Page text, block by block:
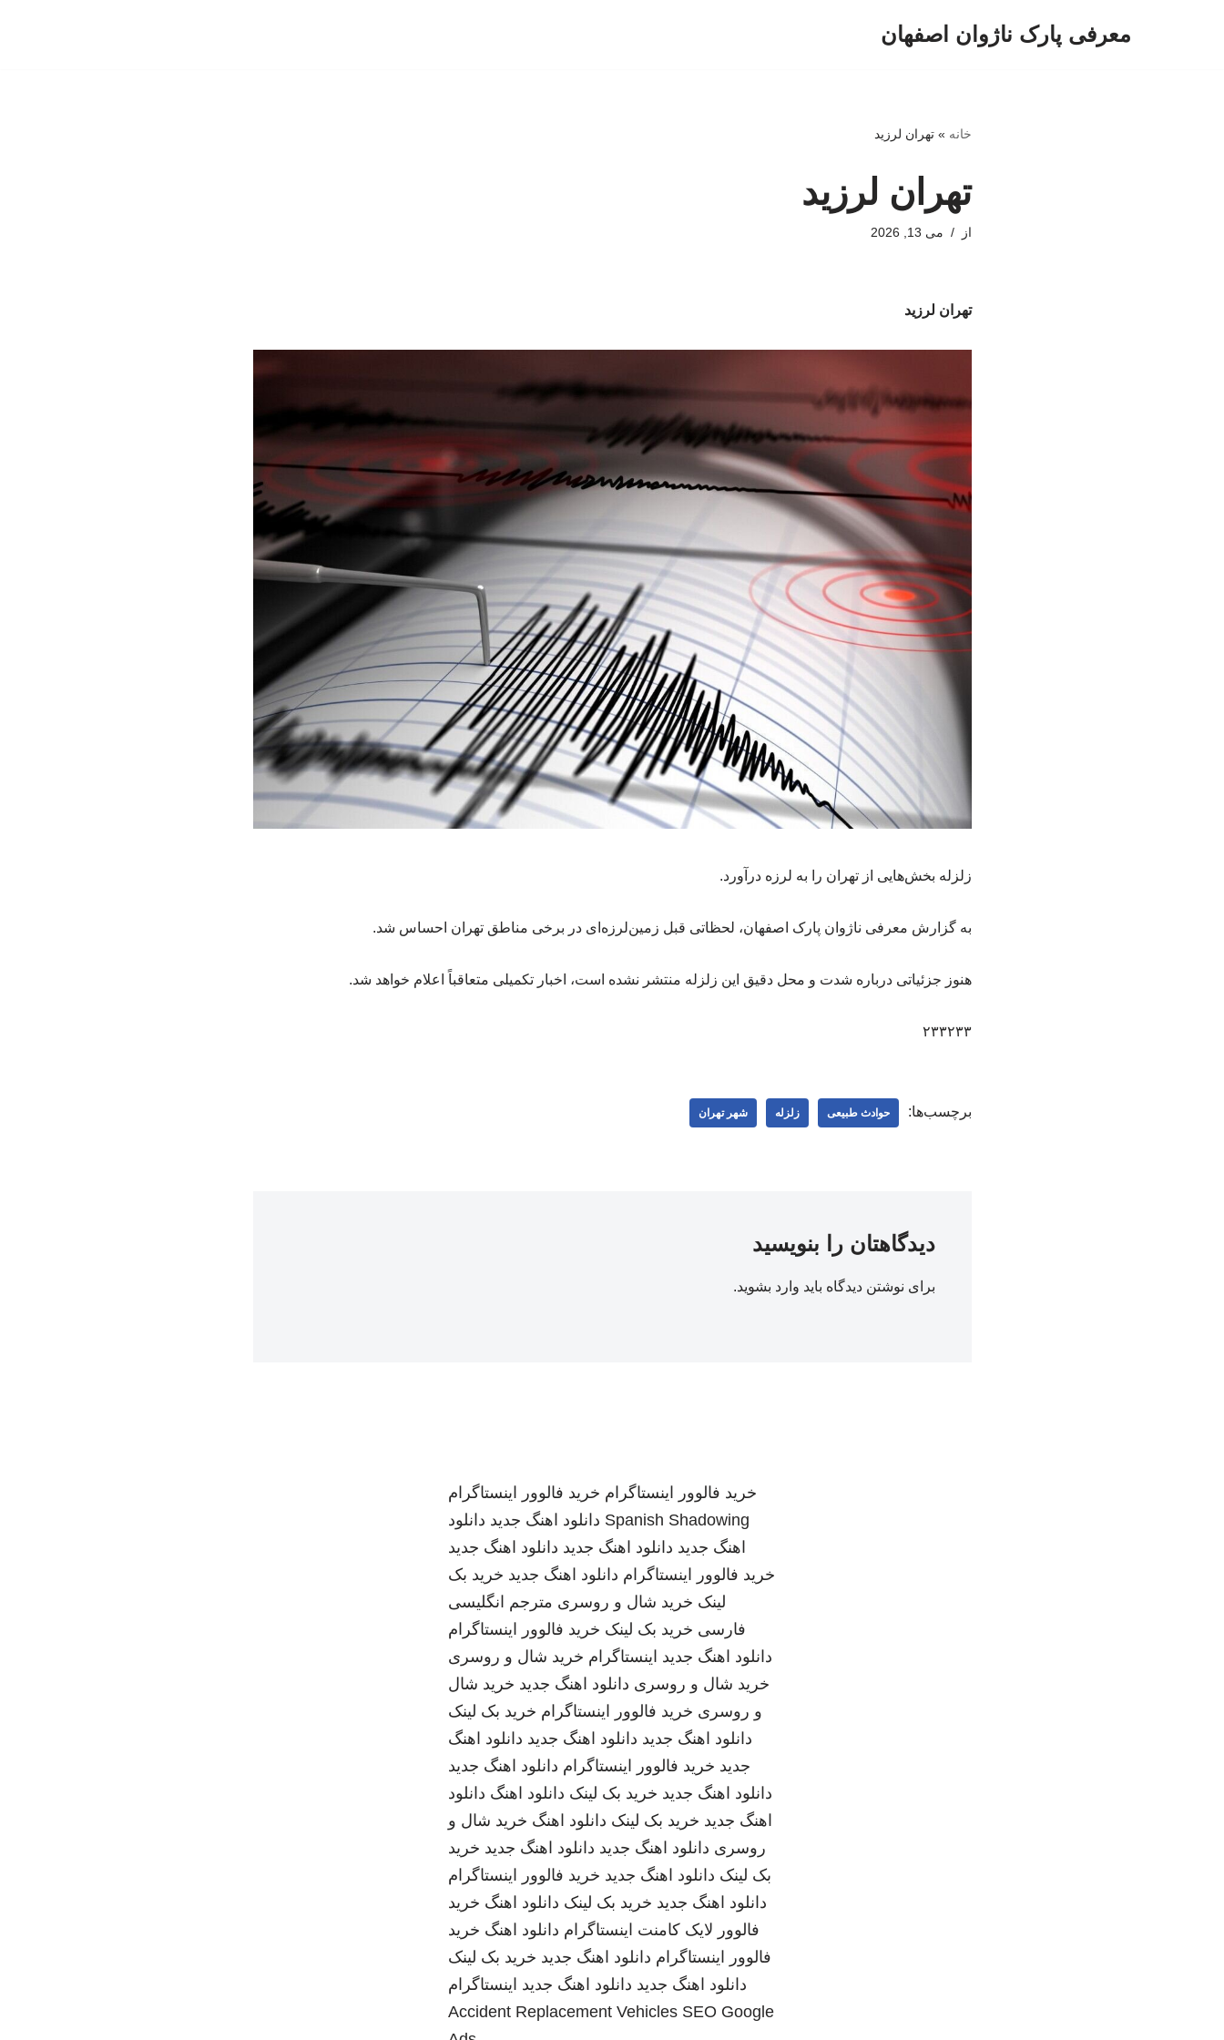
معرفی پارک ناژوان اصفهان
خانه »تهران لرزید
تهران لرزید
از می 13, 2026
تهران لرزید
زلزله بخش‌هایی از تهران را به لرزه درآورد.
به گزارش معرفی ناژوان پارک اصفهان، لحظاتی قبل زمین‌لرزه‌ای در برخی مناطق تهران احساس شد.
هنوز جزئیاتی درباره شدت و محل دقیق این زلزله منتشر نشده است، اخبار تکمیلی متعاقباً اعلام خواهد شد.
۲۳۳۲۳۳
برچسب‌ها: حوادث طبیعی زلزله شهر تهران
دیدگاهتان را بنویسید
برای نوشتن دیدگاه باید وارد بشوید.
خرید فالوور اینستاگرام خرید فالوور اینستاگرام
Spanish Shadowing دانلود اهنگ جدید دانلود
اهنگ جدید دانلود اهنگ جدید دانلود اهنگ جدید
خرید فالوور اینستاگرام دانلود اهنگ جدید خرید بک
لینک خرید شال و روسری مترجم انگلیسی
فارسی خرید بک لینک خرید فالوور اینستاگرام
دانلود اهنگ جدید اینستاگرام خرید شال و روسری
خرید شال و روسری دانلود اهنگ جدید خرید شال
و روسری خرید فالوور اینستاگرام خرید بک لینک
دانلود اهنگ جدید دانلود اهنگ جدید دانلود اهنگ
جدید خرید فالوور اینستاگرام دانلود اهنگ جدید
دانلود اهنگ جدید خرید بک لینک دانلود اهنگ دانلود
اهنگ جدید خرید بک لینک دانلود اهنگ خرید شال و
روسری دانلود اهنگ جدید دانلود اهنگ جدید خرید
بک لینک دانلود اهنگ جدید خرید فالوور اینستاگرام
دانلود اهنگ جدید خرید بک لینک دانلود اهنگ خرید
فالوور لایک کامنت اینستاگرام دانلود اهنگ خرید
فالوور اینستاگرام دانلود اهنگ جدید خرید بک لینک
دانلود اهنگ جدید دانلود اهنگ جدید اینستاگرام
Accident Replacement Vehicles SEO Google